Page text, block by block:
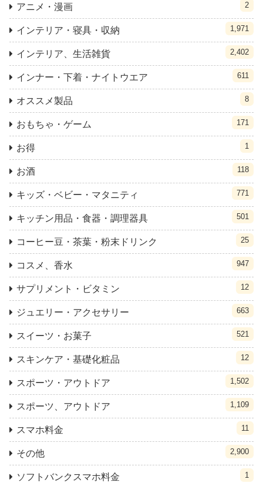
アニメ・漫画 2
インテリア・寝具・収納 1,971
インテリア、生活雑貨 2,402
インナー・下着・ナイトウエア 611
オススメ製品 8
おもちゃ・ゲーム 171
お得 1
お酒 118
キッズ・ベビー・マタニティ 771
キッチン用品・食器・調理器具 501
コーヒー豆・茶葉・粉末ドリンク 25
コスメ、香水 947
サプリメント・ビタミン 12
ジュエリー・アクセサリー 663
スイーツ・お菓子 521
スキンケア・基礎化粧品 12
スポーツ・アウトドア 1,502
スポーツ、アウトドア 1,109
スマホ料金 11
その他 2,900
ソフトバンクスマホ料金 1